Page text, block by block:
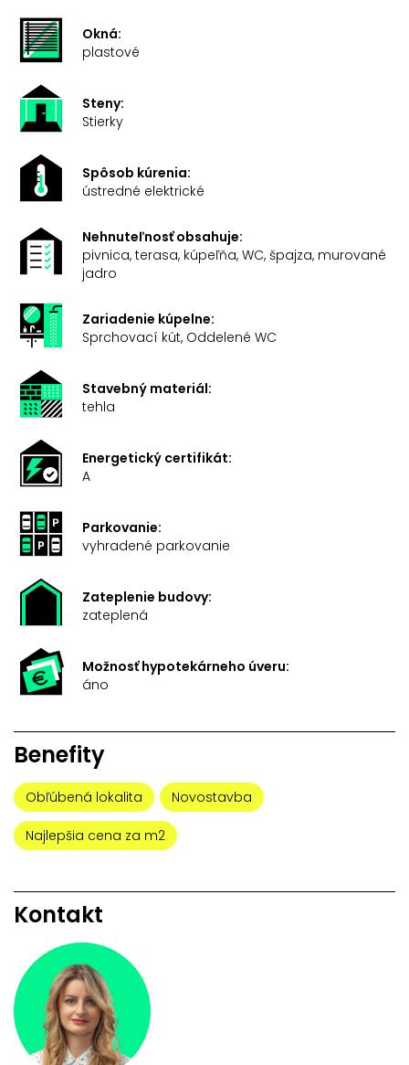
Okná:
plastové
Steny:
Stierky
Spôsob kúrenia:
ústredné elektrické
Nehnuteľnosť obsahuje:
pivnica, terasa, kúpeľňa, WC, špajza, murované
jadro
Zariadenie kúpelne:
Sprchovací kút, Oddelené WC
Stavebný materiál:
tehla
Energetický certifikát:
A
Parkovanie:
vyhradené parkovanie
Zateplenie budovy:
zateplená
Možnosť hypotekárneho úveru:
áno
Benefity
Obľúbená lokalita Novostavba
Najlepšia cena za m2
Kontakt